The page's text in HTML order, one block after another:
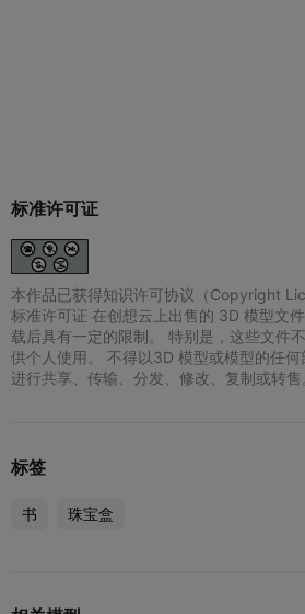
标准许可证
本作品已获得知识许可协议（Copyright
标准许可证 在创想云上出售的 3D 模型文
载后具有一定的限制。 特别是，这些文件
供个人使用。 不得以3D 模型或模型的任
进行共享、传输、分发、修改、复制或转售
标签
书 珠宝盒